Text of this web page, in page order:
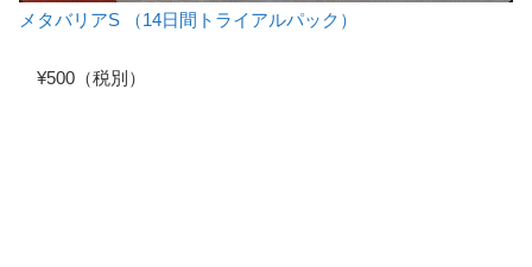
メタバリアS （14日間トライアルパック）
¥500（税別）